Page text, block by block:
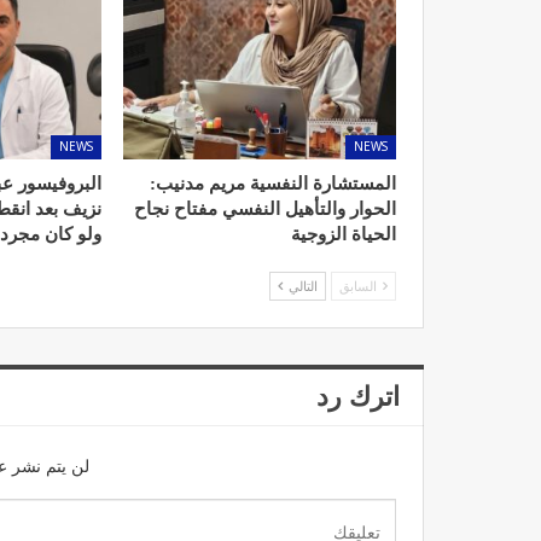
NEWS
المستشارة النفسية مريم مدنيب:
الحوار والتأهيل النفسي مفتاح نجاح
الحياة الزوجية
NEWS
البروفيسور
نزيف بعد
ولو كان
السابق التالي
اترك رد
لن يتم نشر
د. لحنش شراف: الاقتطاع من
واستهداف مباشر
ديسمبر 11, 2022